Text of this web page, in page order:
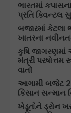
ભારતમાં
પ્રતિ ક્વિન્ટલ
બજારમાં કેટલા
ખાતરના
કૃષિ જાગરણમાં
મંત્રી
વાતો
આગામી બજેટ
કિસાન સન્માન
ખેડૂતોને ડ્રોન